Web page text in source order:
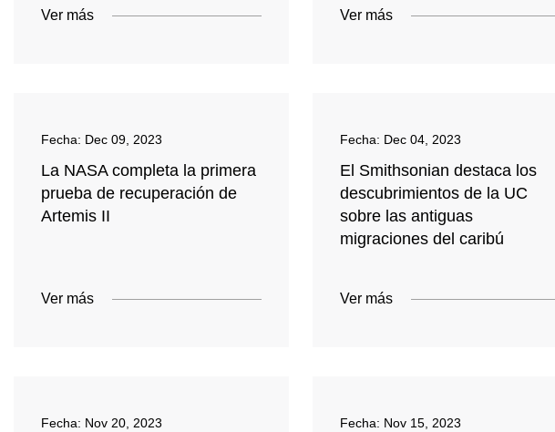
Ver más Ver más
Fecha: Dec 09, 2023
La NASA completa la primera
prueba de recuperación de
Artemis II
Ver más
Fecha: Dec 04, 2023
El Smithsonian destaca los
descubrimientos de la UC
sobre las antiguas
migraciones del caribú
Ver más
Fecha: Nov 20, 2023 Fecha: Nov 15, 2023